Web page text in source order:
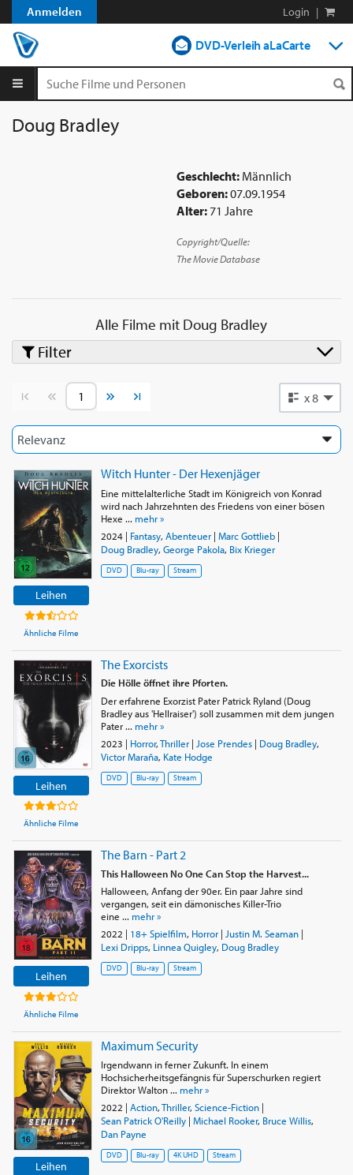
Anmelden Login |
DVD-Verleih aLaCarte
Geschlecht: Männlich
Geboren:07.09.1954
Alter: 71 Jahre
Copyright/Quelle:
The Movie Database
Doug Bradley
Alle Filme mit Doug Bradley
Vorherige SeiteNächste Seite x 8
Leihen
Ähnliche Filme
Witch Hunter - Der Hexenjäger
Eine mittelalterliche Stadt im Königreich von Konrad
wird nach Jahrzehnten des Friedens von einer bösen
Hexe ... mehr »
2024| Fantasy, Abenteuer| Marc Gottlieb|
Doug Bradley, George Pakola, Bix Krieger
DVD Blu-ray Stream
Leihen
Ähnliche Filme
The Exorcists
Die Hölle öffnet ihre Pforten.
Der erfahrene Exorzist Pater Patrick Ryland (Doug
Bradley aus 'Hellraiser') soll zusammen mit dem jungen
Pater ... mehr »
2023 | Horror,Thriller| Jose Prendes| Doug Bradley,
Victor Maraña, Kate Hodge
DVD Blu-ray Stream
Leihen
Ähnliche Filme
The Barn - Part 2
This Halloween No One Can Stop the Harvest...
Halloween, Anfang der 90er. Ein paar Jahre sind
vergangen, seit ein dämonisches Killer-Trio
eine ... mehr »
2022 | 18+ Spielfilm, Horror| Justin M. Seaman|
Lexi Dripps, Linnea Quigley, Doug Bradley
DVD Blu-ray Stream
Leihen
Maximum Security
Irgendwann in ferner Zukunft. In einem
Hochsicherheitsgefängnis für Superschurken regiert
Direktor Walton ... mehr »
2022 | Action,Thriller, Science-Fiction|
Sean Patrick O'Reilly| Michael Rooker, Bruce Willis,
Dan Payne
DVD Blu-ray 4K UHD Stream
Filter